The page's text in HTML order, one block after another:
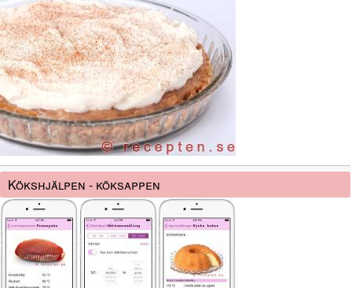
Kökshjälpen - köksappen